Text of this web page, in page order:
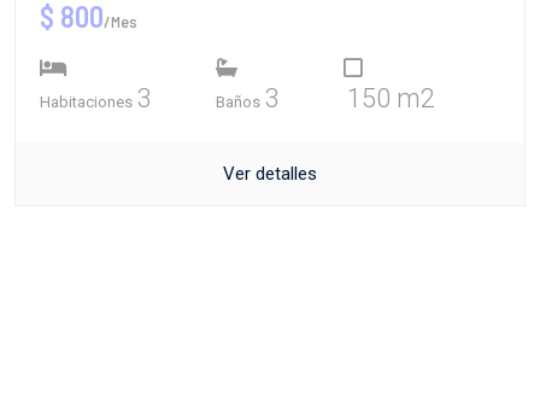
$ 800/Mes
Habitaciones 3 Baños 3 150 m2
Ver detalles